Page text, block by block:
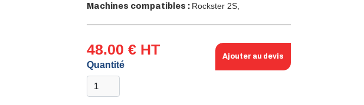
Machines compatibles : Rockster 2S,
48.00 € HT
Quantité
Ajouter au devis